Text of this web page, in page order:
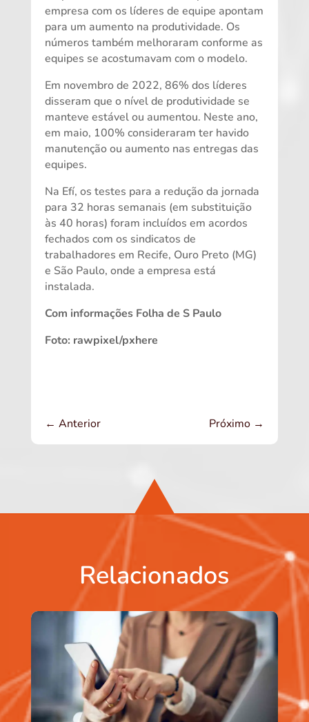
empresa com os líderes de equipe apontam
para um aumento na produtividade. Os
números também melhoraram conforme as
equipes se acostumavam com o modelo.
Em novembro de 2022, 86% dos líderes
disseram que o nível de produtividade se
manteve estável ou aumentou. Neste ano,
em maio, 100% consideraram ter havido
manutenção ou aumento nas entregas das
equipes.
Na Efí, os testes para a redução da jornada
para 32 horas semanais (em substituição
às 40 horas) foram incluídos em acordos
fechados com os sindicatos de
trabalhadores em Recife, Ouro Preto (MG)
e São Paulo, onde a empresa está
instalada.
Com informações Folha de S Paulo
Foto: rawpixel/pxhere
← Anterior Próximo →
Relacionados